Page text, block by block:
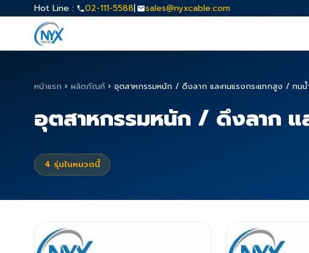
Hot Line : 02-111-5588| sales@nyxcable.com
หน้าแรก › ผลิตภัณฑ์ › อุตสาหกรรมหนัก / ดึงลาก และทนแรงกระแทกสูง / ทนน้ำ
อุตสาหกรรมหนัก / ดึงลาก แ
4 รุ่นในหมวดนี้